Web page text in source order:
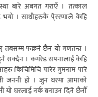
बारे अबगत गराएँ । तत्काल
। साथीहरुकै पे्ररणाले केहि
फक्रने छैन यो गणतन्त्र ।
सक्दैन । कमरेड सपनालाई केहि
किचिमिचि पारेर गुमनाम पारे
जननी हो । जुन घरमा आमाको
यो घरलाई नर्क बनाउन दिने छैनौँ